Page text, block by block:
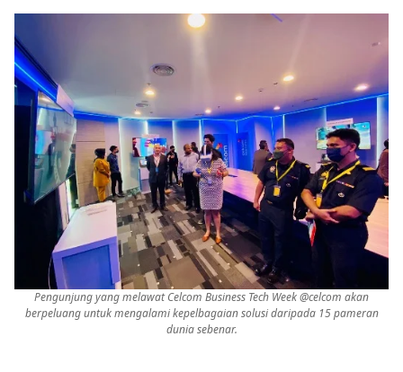
Pengunjung yang melawat Celcom Business Tech Week @celcom akan
berpeluang untuk mengalami kepelbagaian solusi daripada 15 pameran
dunia sebenar.